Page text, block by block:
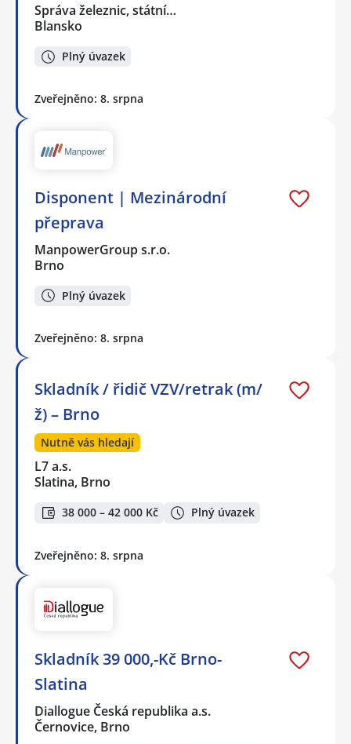
Správa železnic, státní…
Blansko
Plný úvazek
Zveřejněno: 8. srpna
Disponent | Mezinárodní
přeprava
ManpowerGroup s.r.o.
Brno
Plný úvazek
Zveřejněno: 8. srpna
Skladník / řidič VZV/retrak (m/
ž) – Brno
Nutně vás hledají
L7 a.s.
Slatina, Brno
38 000 – 42 000 Kč Plný úvazek
Zveřejněno: 8. srpna
Skladník 39 000,-Kč Brno-
Slatina
Diallogue Česká republika a.s.
Černovice, Brno